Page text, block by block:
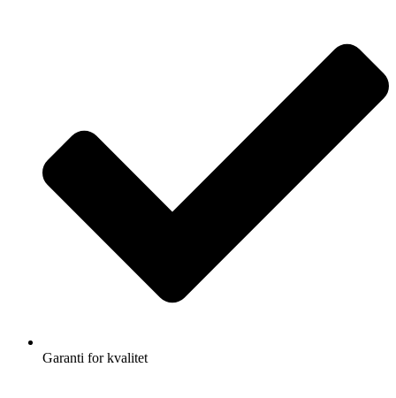
Garanti for kvalitet